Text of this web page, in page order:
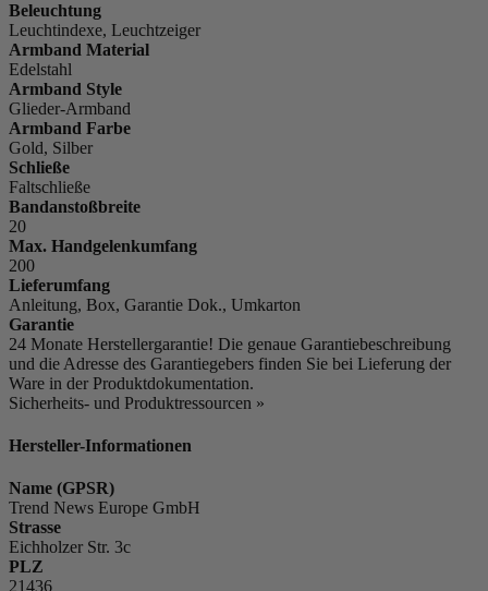
Beleuchtung
Leuchtindexe, Leuchtzeiger
Armband Material
Edelstahl
Armband Style
Glieder-Armband
Armband Farbe
Gold, Silber
Schließe
Faltschließe
Bandanstoßbreite
20
Max. Handgelenkumfang
200
Lieferumfang
Anleitung, Box, Garantie Dok., Umkarton
Garantie
24 Monate Herstellergarantie! Die genaue Garantiebeschreibung
und die Adresse des Garantiegebers finden Sie bei Lieferung der
Ware in der Produktdokumentation.
Sicherheits- und Produktressourcen »
Hersteller-Informationen
Name (GPSR)
Trend News Europe GmbH
Strasse
Eichholzer Str. 3c
PLZ
21436